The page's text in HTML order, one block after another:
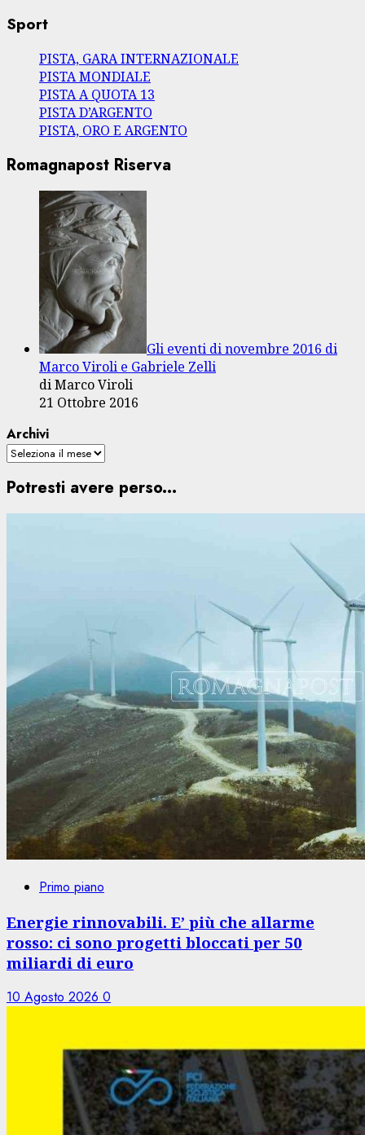
Sport
PISTA, GARA INTERNAZIONALE
PISTA MONDIALE
PISTA A QUOTA 13
PISTA D’ARGENTO
PISTA, ORO E ARGENTO
Romagnapost Riserva
Gli eventi di novembre 2016 di
Marco Viroli e Gabriele Zelli
di Marco Viroli
21 Ottobre 2016
Archivi
Potresti avere perso...
Primo piano
Energie rinnovabili. E’ più che allarme
rosso: ci sono progetti bloccati per 50
miliardi di euro
10 Agosto 2026 0